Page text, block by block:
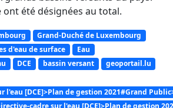
ont été désignées au total.
Grand-Duché de Luxembourg
d'eau de surface
Eau
DCE bassin versant
geoportail.lu
l'eau [DCE]>Plan de gestion 2021#Grand
cadre sur l'eau [DCE]>Plan de gestion